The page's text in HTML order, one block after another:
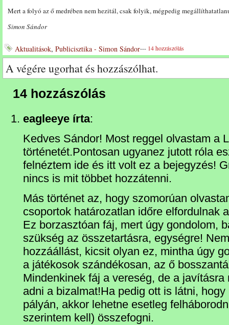
Mert a folyó az ő medrében nem hezitál, csak folyik, mégpedig
Simon Sándor
Aktualitások, Publicisztika - Simon Sándor--- 14 hozzászólás
A végére ugorhat és hozzászólhat.
14 hozzászólás
eagleeye írta:
Kedves Sándor! Most reggel olvastam a
történetét.Pontosan ugyanez jutott róla
felnéztem ide és itt volt ez a bejegyzés!
nincs is mit többet hozzátenni.
Más történet az, hogy szomorúan
csoportok határozatlan időre elfordulnak
Ez borzasztóan fáj, mert úgy gondolom,
szükség az összetartásra, egységre!
hozzáállást, kicsit olyan ez, mintha úgy
a játékosok szándékosan, az ő
Mindenkinek fáj a vereség, de a
adni a bizalmat!Ha pedig ott is látni,
pályán, akkor lehetne esetleg
szerintem kell) összefogni.